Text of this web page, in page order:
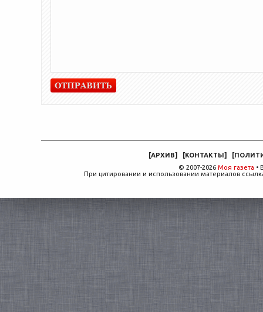
[АРХИВ] [КОНТАКТЫ] [
© 2007-2026 Моя газета •
При цитировании и использовании материалов